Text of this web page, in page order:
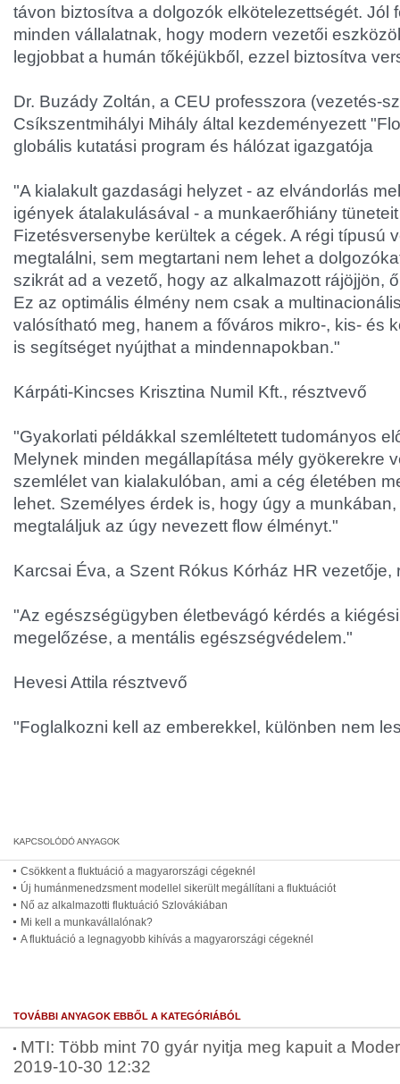
távon biztosítva a dolgozók elkötelezettségét. Jól
minden vállalatnak, hogy modern vezetői
legjobbat a humán tőkéjükből, ezzel biztosítva
Dr. Buzády Zoltán, a CEU professzora (vezetés-
Csíkszentmihályi Mihály által kezdeményezett
globális kutatási program és hálózat igazgatója
"A kialakult gazdasági helyzet - az elvándorlás
igények átalakulásával - a munkaerőhiány
Fizetésversenybe kerültek a cégek. A régi típusú
megtalálni, sem megtartani nem lehet a
szikrát ad a vezető, hogy az alkalmazott rájöjjön,
Ez az optimális élmény nem csak a
valósítható meg, hanem a főváros mikro-, kis- és
is segítséget nyújthat a mindennapokban."
Kárpáti-Kincses Krisztina Numil Kft., résztvevő
"Gyakorlati példákkal szemléltetett tudományos
Melynek minden megállapítása mély gyökerekre
szemlélet van kialakulóban, ami a cég életében
lehet. Személyes érdek is, hogy úgy a
megtaláljuk az úgy nevezett flow élményt."
Karcsai Éva, a Szent Rókus Kórház HR vezetője,
"Az egészségügyben életbevágó kérdés a
megelőzése, a mentális egészségvédelem."
Hevesi Attila résztvevő
"Foglalkozni kell az emberekkel, különben nem
Csökkent a fluktuáció a magyarországi cégeknél
Új humánmenedzsment modellel sikerült megállítani a fluktuációt
Nő az alkalmazotti fluktuáció Szlovákiában
Mi kell a munkavállalónak?
A fluktuáció a legnagyobb kihívás a magyarországi cégeknél
TOVÁBBI ANYAGOK EBBŐL A KATEGÓRIÁBÓL
MTI: Több mint 70 gyár nyitja meg kapuit a
2019-10-30 12:32